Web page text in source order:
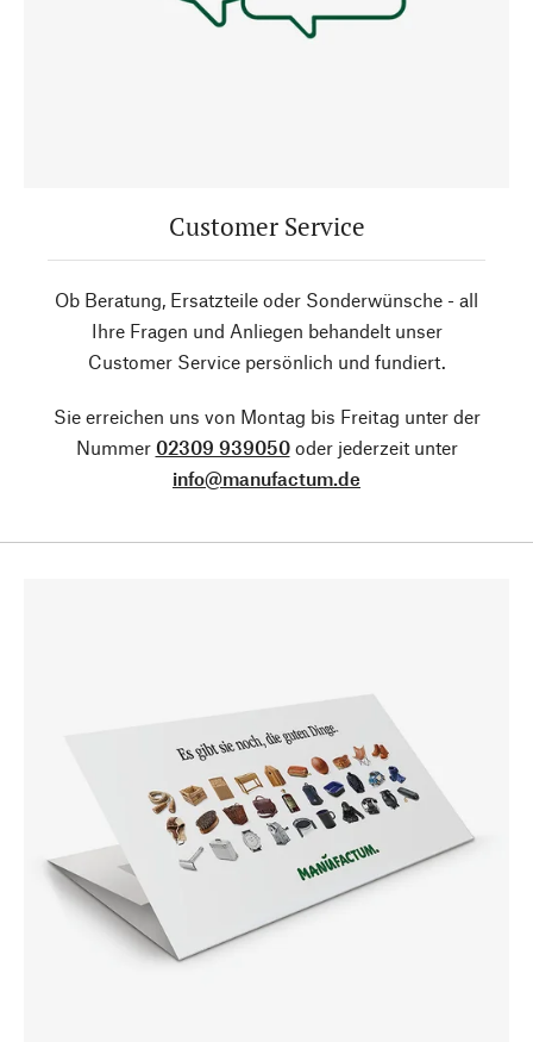
Customer Service
Ob Beratung, Ersatzteile oder Sonderwünsche - all
Ihre Fragen und Anliegen behandelt unser
Customer Service persönlich und fundiert.
Sie erreichen uns von Montag bis Freitag unter der
Nummer 02309 939050oder jederzeit unter
info@manufactum.de